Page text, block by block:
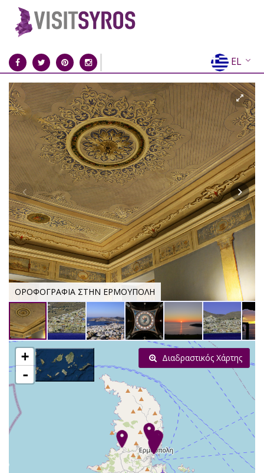
EL
EN
FR
DE
IT
ES
RU
CN
ΟΡΟΦΟΓΡΑΦΙΑ ΣΤΗΝ ΕΡΜΟΥΠΟΛΗ
+
-
Διαδραστικός Χάρτης